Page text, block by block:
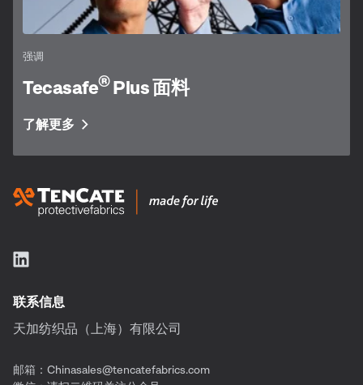
强调
Tecasafe®Plus 面料
了解更多
联系信息
天加纺织品（上海）有限公司
邮箱： Chinasales@tencatefabrics.com